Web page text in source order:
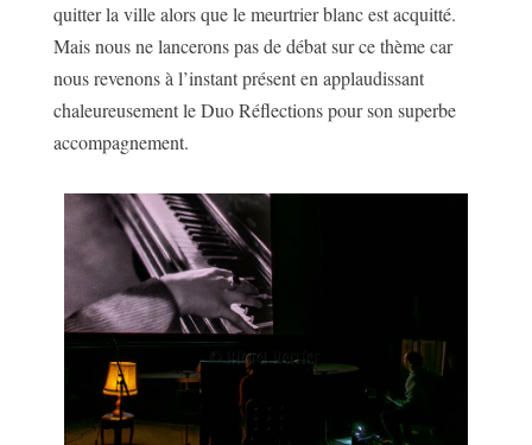
quitter la ville alors que le meurtrier blanc est acquitté.
Mais nous ne lancerons pas de débat sur ce thème car
nous revenons à l’instant présent en applaudissant
chaleureusement le Duo Réflections pour son superbe
accompagnement.